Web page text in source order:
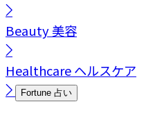
Beauty美容
Healthcareヘルスケア
Fortune 占い